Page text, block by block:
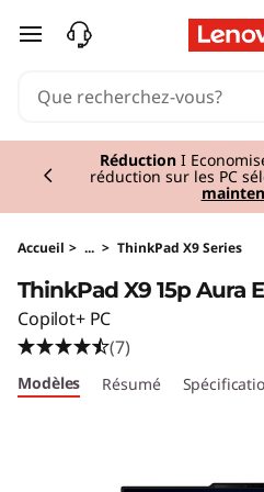
T
k
P
a
d
X
passer au contenu principal
RéductionI
réduction sur les PC
Currently displaying item 1
Accueil > ... > ThinkPad X9 Series
ThinkPad X9 15p Aura
Copilot+ PC
(7)
Modèles Résumé